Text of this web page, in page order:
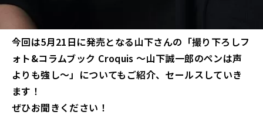
今回は5月21日に発売となる山下さんの「撮り下ろしフ
ォト&コラムブック Croquis ～山下誠一郎のペンは声
よりも強し～」についてもご紹介、セールスしていき
ます！
ぜひお聞きください！